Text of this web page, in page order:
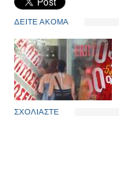
ΔΕΙΤΕ ΑΚΟΜΑ
ΣΧΟΛΙΑΣΤΕ